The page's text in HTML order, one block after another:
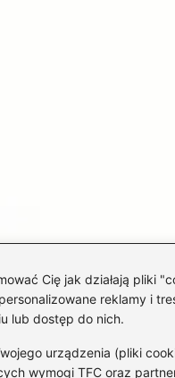
Cię jak działają pliki
reklamy i
lub dostęp do nich.
urządzenia (pliki
wymogi TFC oraz